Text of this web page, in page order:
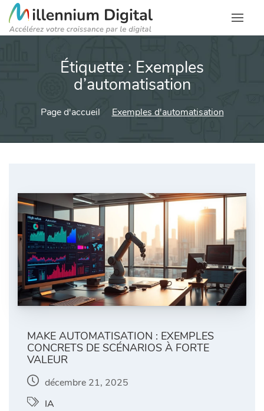
Étiquette : Exemples
d’automatisation
Page d'accueil Exemples d'automatisation
MAKE AUTOMATISATION : EXEMPLES
CONCRETS DE SCÉNARIOS À FORTE
VALEUR
décembre 21, 2025
IA